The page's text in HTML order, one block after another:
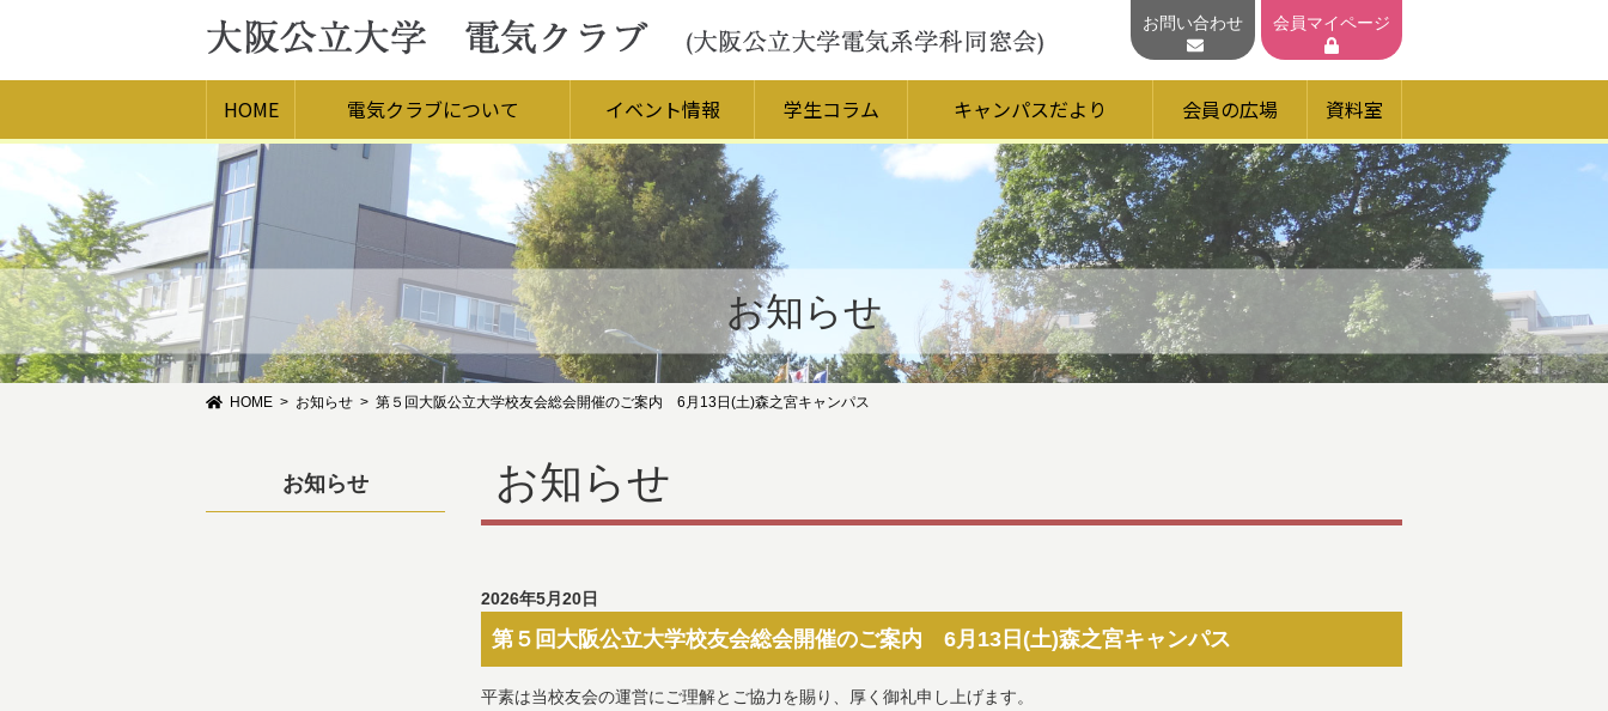
お問い合わせ 会員マイページ
HOME 電気クラブについて イベント情報 学生コラム キャンパスだより 会員の広場 資料室
お知らせ
HOME お知らせ 第５回大阪公立大学校友会総会開催のご案内 6月13日(土)森之宮キャンパス
お知らせ
2026年5月20日
第５回大阪公立大学校友会総会開催のご案内 6月13日(土)森之宮キャンパス
平素は当校友会の運営にご理解とご協力を賜り、厚く御礼申し上げます。
お知らせ